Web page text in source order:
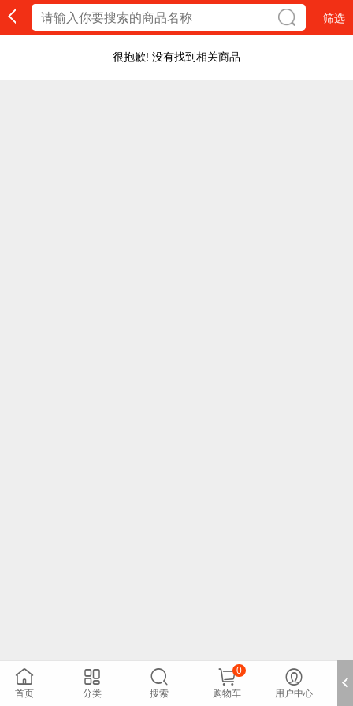
筛选
很抱歉! 没有找到相关商品

首页

分类

搜索

购物车
0 
用户中心